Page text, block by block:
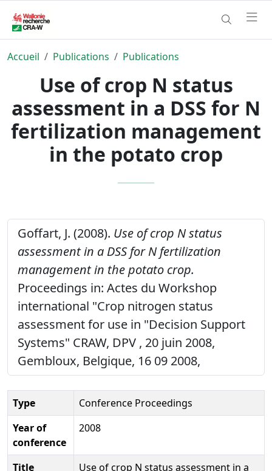
Accueil Publications Publications
Use of crop N status
assessment in a DSS for N
fertilization management
in the potato crop
Goffart, J. (2008). Use of crop N status
assessment in a DSS for N fertilization
management in the potato crop.
Proceedings in: Actes du Workshop
international "Crop nitrogen status
assessment for use in "Decision Support
Systems" CRAW, DPV , 20 juin 2008,
Gembloux, Belgique, 16 09 2008,
Type
Conference Proceedings
Year of
conference
2008
Title
Use of crop N status assessment in a